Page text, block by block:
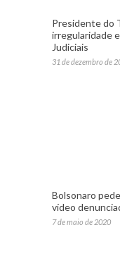
Presidente do
irregularidade
Judiciais
31 de dezembro de
Bolsonaro
vídeo
7 de maio de 2020